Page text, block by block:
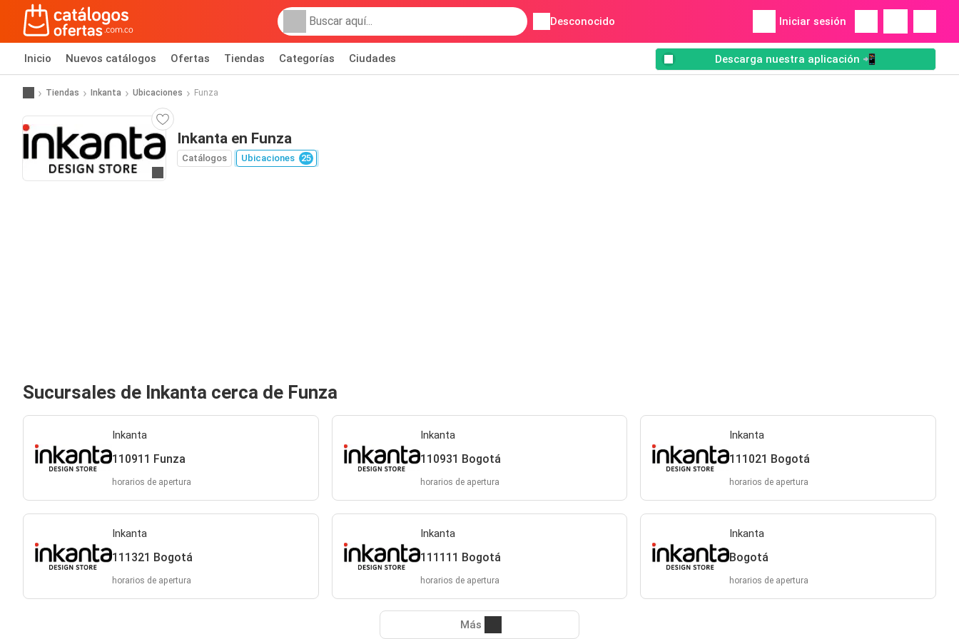
Desconocido Iniciar sesión
Inicio Nuevos catálogos Ofertas Tiendas Categorías Ciudades Descarga nuestra aplicación 📲
Tiendas Inkanta Ubicaciones Funza
Inkanta en Funza
Catálogos Ubicaciones 25
Sucursales de Inkanta cerca de Funza
Inkanta
110911 Funza
horarios de apertura
Inkanta
110931 Bogotá
horarios de apertura
Inkanta
111021 Bogotá
horarios de apertura
Inkanta
111321 Bogotá
horarios de apertura
Inkanta
111111 Bogotá
horarios de apertura
Inkanta
Bogotá
horarios de apertura
Más